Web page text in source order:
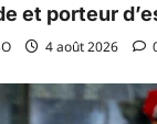
et porteur
4 août 2026